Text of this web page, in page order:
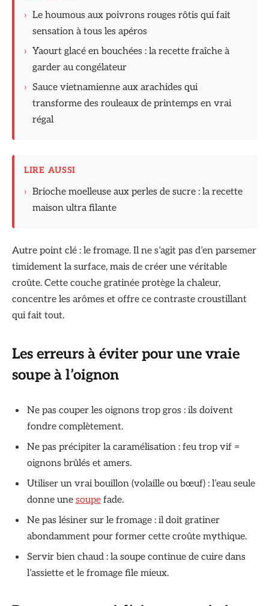
› Le houmous aux poivrons rouges rôtis qui fait
sensation à tous les apéros
› Yaourt glacé en bouchées : la recette fraîche à
garder au congélateur
› Sauce vietnamienne aux arachides qui
transforme des rouleaux de printemps en vrai
régal
LIRE AUSSI
› Brioche moelleuse aux perles de sucre : la recette
maison ultra filante
Autre point clé : le fromage. Il ne s’agit pas d’en parsemer
timidement la surface, mais de créer une véritable
croûte. Cette couche gratinée protège la chaleur,
concentre les arômes et offre ce contraste croustillant
qui fait tout.
Les erreurs à éviter pour une vraie
soupe à l’oignon
Ne pas couper les oignons trop gros : ils doivent
fondre complètement.
Ne pas précipiter la caramélisation : feu trop vif =
oignons brûlés et amers.
Utiliser un vrai bouillon (volaille ou bœuf) : l’eau seule
donne une soupe fade.
Ne pas lésiner sur le fromage : il doit gratiner
abondamment pour former cette croûte mythique.
Servir bien chaud : la soupe continue de cuire dans
l’assiette et le fromage file mieux.